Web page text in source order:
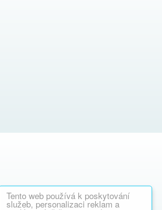
Tento web používá k poskytování
služeb, personalizaci reklam a